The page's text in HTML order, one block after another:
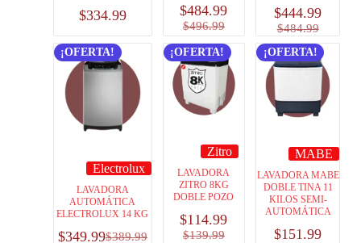
$334.99
$496.99
$484.99
$484.99
$444.99
¡OFERTA!
Electrolux
LAVADORA
AUTOMÁTICA
ELECTROLUX 14 KG
$389.99
$349.99
¡OFERTA!
Zitro
LAVADORA
ZITRO 8KG
DOBLE POZO
$139.99
$114.99
¡OFERTA!
MABE
LAVADORA MABE
DOBLE TINA 11
KILOS SEMI-
AUTOMÁTICA
$151.99